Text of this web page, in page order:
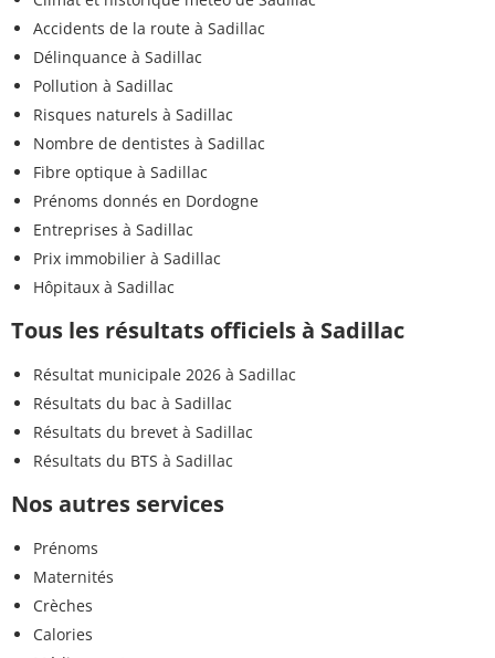
Accidents de la route à Sadillac
Délinquance à Sadillac
Pollution à Sadillac
Risques naturels à Sadillac
Nombre de dentistes à Sadillac
Fibre optique à Sadillac
Prénoms donnés en Dordogne
Entreprises à Sadillac
Prix immobilier à Sadillac
Hôpitaux à Sadillac
Tous les résultats officiels à Sadillac
Résultat municipale 2026 à Sadillac
Résultats du bac à Sadillac
Résultats du brevet à Sadillac
Résultats du BTS à Sadillac
Nos autres services
Prénoms
Maternités
Crèches
Calories